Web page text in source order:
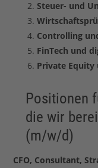
Steuer- und
Controlling
FinTech und
Private Equity
Positionen
die wir
(m/w/d)
CFO, Consultant,